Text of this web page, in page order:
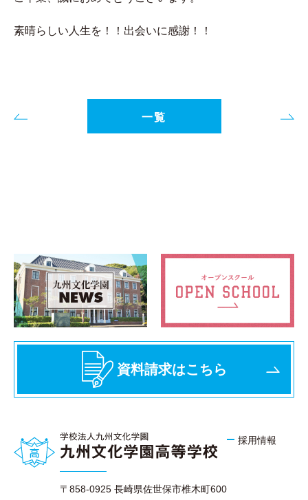
素晴らしい人生を！！出会いに感謝！！
一覧
資料請求はこちら
〒858-0925 長崎県佐世保市椎木町600
採用情報